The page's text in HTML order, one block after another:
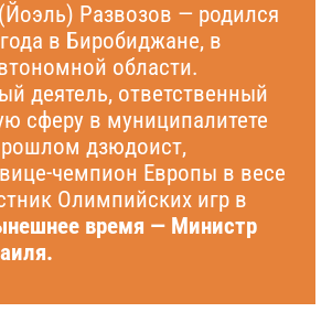
Развозов — родился
в Биробиджане, в
области.
деятель, ответственный
сферу в муниципалитете
дзюдоист,
чемпион Европы в весе
Олимпийских игр в
время — Министр